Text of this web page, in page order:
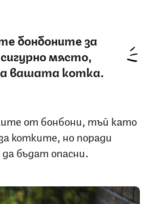
бонбоните за
място,
вашата котка.
от бонбони, тъй като
котките, но поради
бъдат опасни.